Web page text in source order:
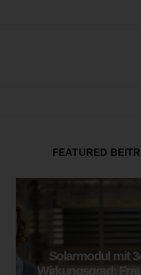
FEATURED
Solarmodul mit
Wirkungsgrad: